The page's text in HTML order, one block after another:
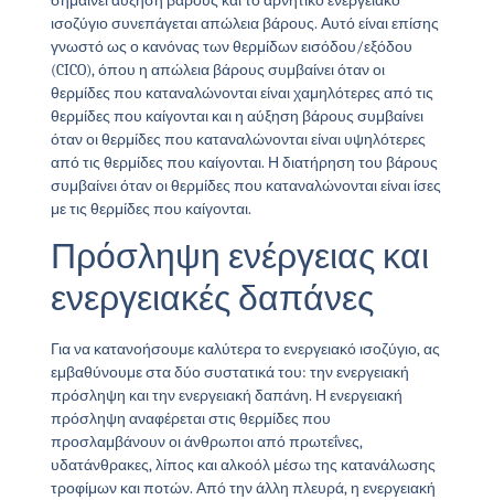
ισοζύγιο συνεπάγεται απώλεια βάρους. Αυτό είναι επίσης
γνωστό ως ο κανόνας των θερμίδων εισόδου/εξόδου
(CICO), όπου η απώλεια βάρους συμβαίνει όταν οι
θερμίδες που καταναλώνονται είναι χαμηλότερες από τις
θερμίδες που καίγονται και η αύξηση βάρους συμβαίνει
όταν οι θερμίδες που καταναλώνονται είναι υψηλότερες
από τις θερμίδες που καίγονται. Η διατήρηση του βάρους
συμβαίνει όταν οι θερμίδες που καταναλώνονται είναι ίσες
με τις θερμίδες που καίγονται.
Πρόσληψη ενέργειας και
ενεργειακές δαπάνες
Για να κατανοήσουμε καλύτερα το ενεργειακό ισοζύγιο, ας
εμβαθύνουμε στα δύο συστατικά του: την ενεργειακή
πρόσληψη και την ενεργειακή δαπάνη. Η ενεργειακή
πρόσληψη αναφέρεται στις θερμίδες που
προσλαμβάνουν οι άνθρωποι από πρωτεΐνες,
υδατάνθρακες, λίπος και αλκοόλ μέσω της κατανάλωσης
τροφίμων και ποτών. Από την άλλη πλευρά, η ενεργειακή